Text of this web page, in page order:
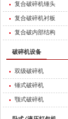
复合破碎机锤头
复合破碎机衬板
复合破内部结构
破碎机设备
双级破碎机
锤式破碎机
颚式破碎机